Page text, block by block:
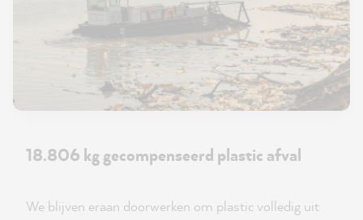
18.806 kg gecompenseerd plastic afval
We blijven eraan doorwerken om plastic volledig uit